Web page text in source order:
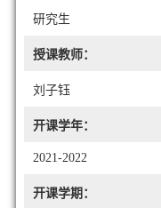
研究生
授课教师：
刘子钰
开课学年：
2021-2022
开课学期：